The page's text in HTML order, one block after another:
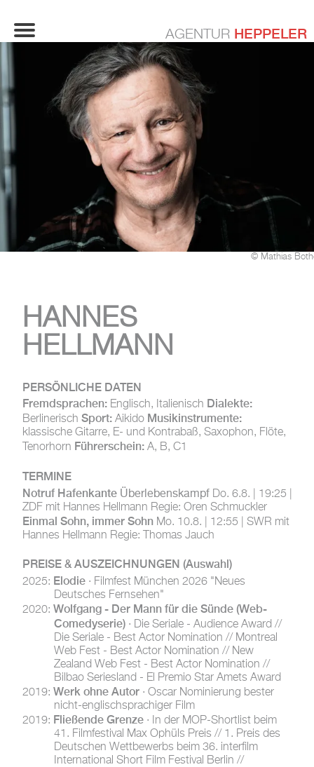
AGENTUR HEPPELER
© Mathias
HANNES
HELLMANN
PERSÖNLICHE DATEN
Fremdsprachen: Englisch, Italienisch Dialekte:
Berlinerisch Sport: Aikido Musikinstrumente:
klassische Gitarre, E- und Kontrabaß, Saxophon, Flöte,
Tenorhorn Führerschein: A, B, C1
TERMINE
Notruf Hafenkante Überlebenskampf Do. 6.8. | 19:25 |
ZDF mit Hannes Hellmann Regie: Oren Schmuckler
Einmal Sohn, immer Sohn Mo. 10.8. | 12:55 | SWR mit
Hannes Hellmann Regie: Thomas Jauch
PREISE & AUSZEICHNUNGEN (Auswahl)
2025: Elodie · Filmfest München 2026 "Neues
Deutsches Fernsehen"
2020: Wolfgang - Der Mann für die Sünde (Web-
Comedyserie)· Die Seriale - Audience Award //
Die Seriale - Best Actor Nomination // Montreal
Web Fest - Best Actor Nomination // New
Zealand Web Fest - Best Actor Nomination //
Bilbao Seriesland - El Premio Star Amets Award
2019: Werk ohne Autor · Oscar Nominierung bester
nicht-englischsprachiger Film
2019: Fließende Grenze · In der MOP-Shortlist beim
41. Filmfestival Max Ophüls Preis // 1. Preis des
Deutschen Wettbewerbs beim 36. interfilm
International Short Film Festival Berlin //